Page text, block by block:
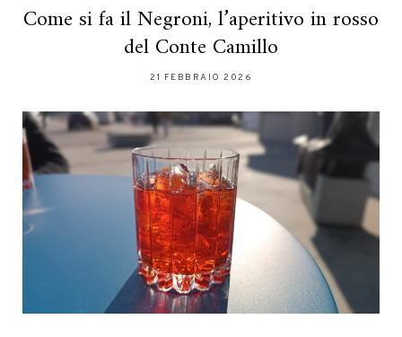
Come si fa il Negroni, l’aperitivo in rosso
del Conte Camillo
21 FEBBRAIO 2026